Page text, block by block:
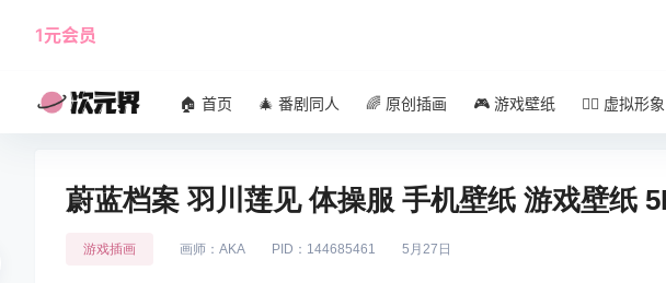
1元会员
🏠 首页 🎄 番剧同人 🌈 原创插画 🎮 游戏壁纸 🧚‍♀️ 虚拟形象
蔚蓝档案 羽川莲见 体操服 手机壁纸 游戏壁纸
游戏插画 画师：AKA PID：144685461 5月27日